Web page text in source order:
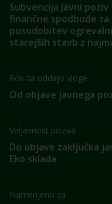
Subvencija Javni
finančne spodbude
posodobitev
starejših stavb z
Rok za oddajo vloge
Od objave javnega
Veljavnost poziva
Do objave zaključka
Eko sklada
Namenjeno za